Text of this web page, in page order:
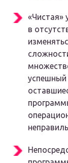
«Чистая»
в
успешный